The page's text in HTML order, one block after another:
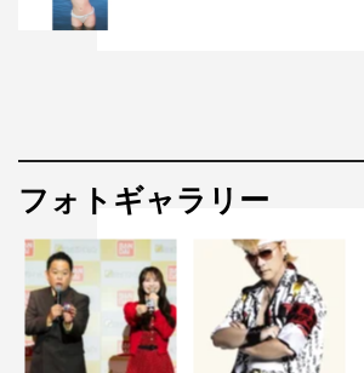
フォトギャラリー